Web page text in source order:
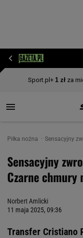
Piłka nożna Sensacyjny
Sensacyjny
Czarne chmury
Norbert Amlicki
11 maja 2025, 09:36
Transfer Cristiano